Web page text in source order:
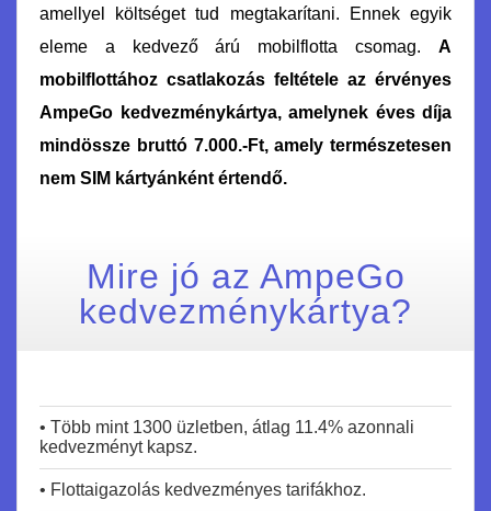
amellyel költséget tud megtakarítani. Ennek egyik
eleme a kedvező árú mobilflotta csomag. A
mobilflottához csatlakozás feltétele az érvényes
AmpeGo kedvezménykártya, amelynek éves díja
mindössze bruttó 7.000.-Ft, amely természetesen
nem SIM kártyánként értendő.
Mire jó az AmpeGo
kedvezménykártya?
• Több mint 1300 üzletben, átlag 11.4% azonnali
kedvezményt kapsz.
• Flottaigazolás kedvezményes tarifákhoz.